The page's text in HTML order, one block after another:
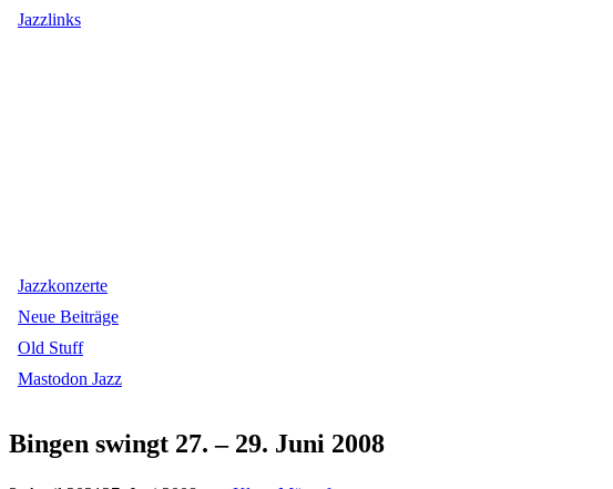
Jazzlinks
Jazzkonzerte
Neue Beiträge
Old Stuff
Mastodon Jazz
Bingen swingt 27. – 29. Juni 2008